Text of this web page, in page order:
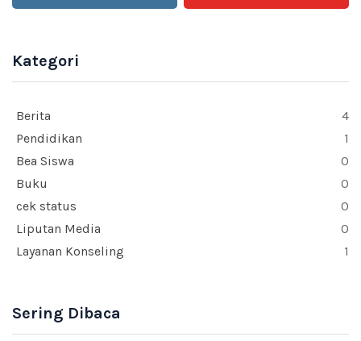
Kategori
Berita
4
Pendidikan
1
Bea Siswa
0
Buku
0
cek status
0
Liputan Media
0
Layanan Konseling
1
Sering Dibaca